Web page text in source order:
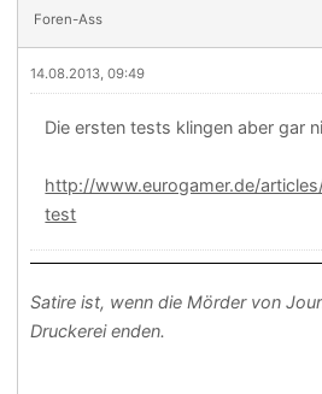
Foren-Ass
14.08.2013, 09:49
Die ersten tests klingen aber gar
http://www.eurogamer.de/
test
Satire ist, wenn die Mörder von
Druckerei enden.